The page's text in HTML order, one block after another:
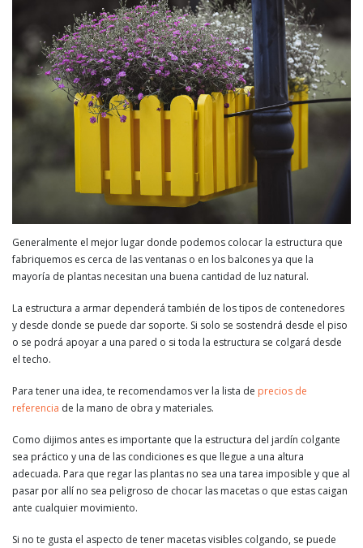
Generalmente el mejor lugar donde podemos colocar la estructura que
fabriquemos es cerca de las ventanas o en los balcones ya que la
mayoría de plantas necesitan una buena cantidad de luz natural.
La estructura a armar dependerá también de los tipos de contenedores
y desde donde se puede dar soporte. Si solo se sostendrá desde el piso
o se podrá apoyar a una pared o si toda la estructura se colgará desde
el techo.
Para tener una idea, te recomendamos ver la lista de precios de
referencia de la mano de obra y materiales.
Como dijimos antes es importante que la estructura del jardín colgante
sea práctico y una de las condiciones es que llegue a una altura
adecuada. Para que regar las plantas no sea una tarea imposible y que al
pasar por allí no sea peligroso de chocar las macetas o que estas caigan
ante cualquier movimiento.
Si no te gusta el aspecto de tener macetas visibles colgando, se puede